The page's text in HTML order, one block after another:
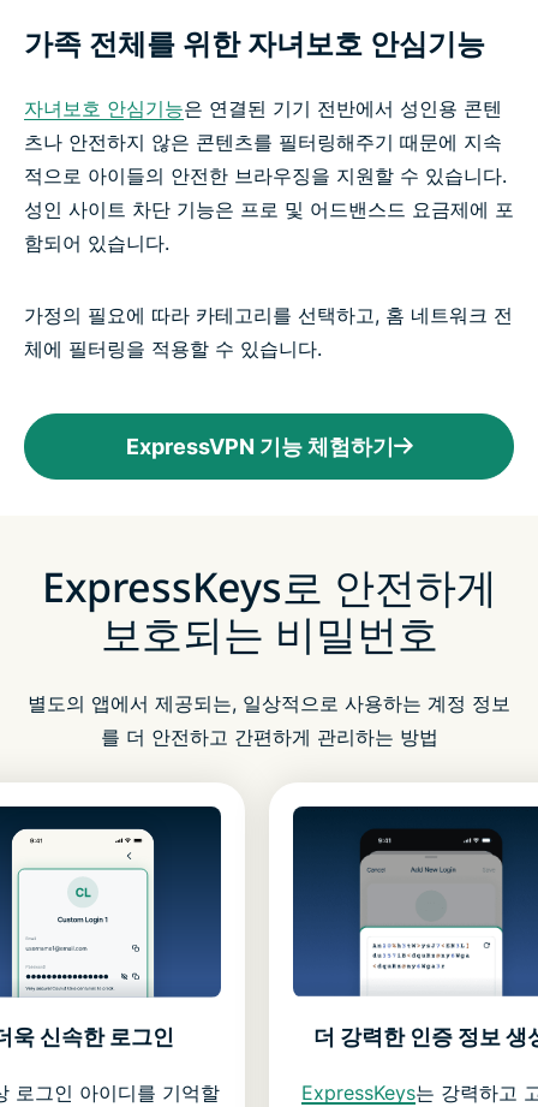
가족 전체를 위한 자녀보호 안심기능
자녀보호 안심기능은 연결된 기기 전반에서 성인용 콘텐
츠나 안전하지 않은 콘텐츠를 필터링해주기 때문에 지속
적으로 아이들의 안전한 브라우징을 지원할 수 있습니다.
성인 사이트 차단 기능은 프로 및 어드밴스드 요금제에 포
함되어 있습니다.
가정의 필요에 따라 카테고리를 선택하고, 홈 네트워크 전
체에 필터링을 적용할 수 있습니다.
ExpressVPN 기능 체험하기
ExpressKeys로 안전하게
보호되는 비밀번호
별도의 앱에서 제공되는, 일상적으로 사용하는 계정 정보
를 더 안전하고 간편하게 관리하는 방법
욱 신속한 로그인
로그인 아이디를 기억할
더 강력한 인증 정보 생
ExpressKeys는 강력하고